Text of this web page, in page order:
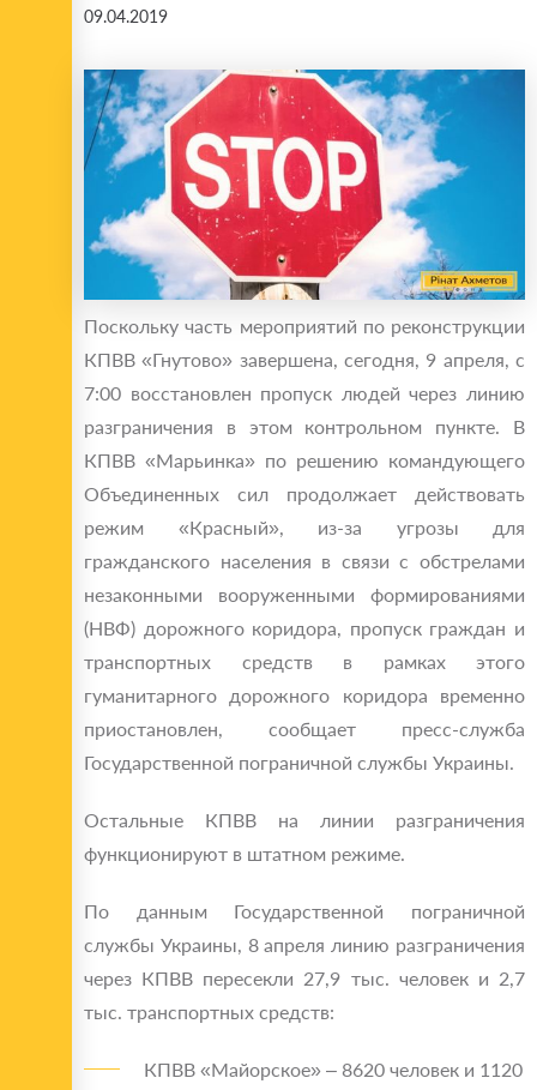
09.04.2019
Поскольку часть мероприятий по реконструкции
КПВВ «Гнутово» завершена, сегодня, 9 апреля, с
7:00 восстановлен пропуск людей через линию
разграничения в этом контрольном пункте. В
КПВВ «Марьинка» по решению командующего
Объединенных сил продолжает действовать
режим «Красный», из-за угрозы для
гражданского населения в связи с обстрелами
незаконными вооруженными формированиями
(НВФ) дорожного коридора, пропуск граждан и
транспортных средств в рамках этого
гуманитарного дорожного коридора временно
приостановлен, сообщает пресс-служба
Государственной пограничной службы Украины.
Остальные КПВВ на линии разграничения
функционируют в штатном режиме.
По данным Государственной пограничной
службы Украины, 8 апреля линию разграничения
через КПВВ пересекли 27,9 тыс. человек и 2,7
тыс. транспортных средств:
КПВВ «Майорское» – 8620 человек и 1120